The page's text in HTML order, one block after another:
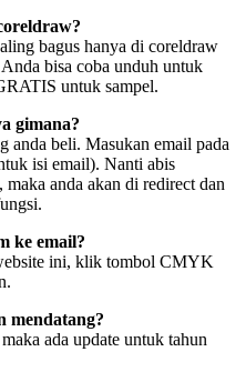
bagus hanya di coreldraw
bisa coba unduh untuk
untuk sampel.
gimana?
anda beli. Masukan email pada
isi email). Nanti abis
anda akan di redirect dan
ke email?
ini, klik tombol CMYK
mendatang?
ada update untuk tahun